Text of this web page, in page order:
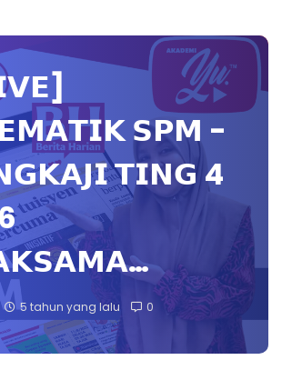
𝗦𝗣𝗠 -
𝗧𝗜𝗡𝗚 4
5 tahun yang lalu 0